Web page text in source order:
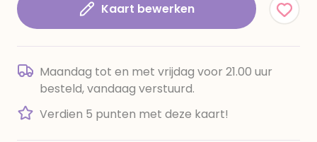
Kaart bewerken
Maandag tot en met vrijdag voor 21.00 uur
besteld, vandaag verstuurd.
Verdien 5 punten met deze kaart!